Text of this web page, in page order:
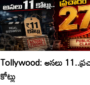
Tollywood: అసలు
కోట్లు